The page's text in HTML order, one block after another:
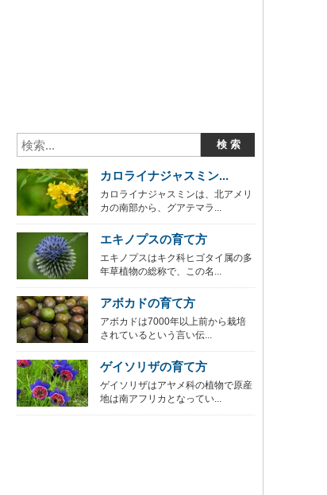
カロライナジャスミン...
カロライナジャスミンは、北アメリ
カの南部から、グアテマラ...
エキノプスの育て方
エキノプスはキク科ヒゴタイ属の多
年草植物の総称で、この名...
アボカドの育て方
アボカドは7000年以上前から栽培
されているという言い伝...
ゲイソリザの育て方
ゲイソリザはアヤメ科の植物で原産
地は南アフリカとなってい...